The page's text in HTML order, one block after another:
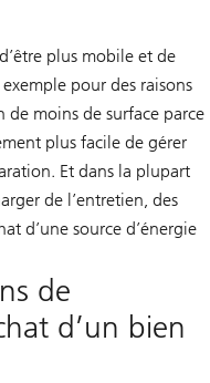
plus mobile et de
pour des raisons
de moins de surface parce
plus facile de gérer
Et dans la plupart
de l’entretien, des
d’une source d’énergie
de
d’un bien